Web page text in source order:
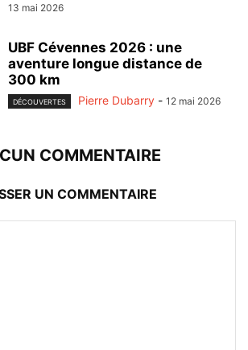
13 mai 2026
UBF Cévennes 2026 : une
aventure longue distance de
300 km
DÉCOUVERTES Pierre Dubarry - 12 mai 2026
COMMENTAIRE
UN COMMENTAIRE